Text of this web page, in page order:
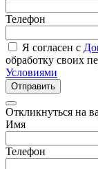
Телефон
Я согласен с
обработку своих
Условиями
Отправить
Откликнуться на
Имя
Телефон